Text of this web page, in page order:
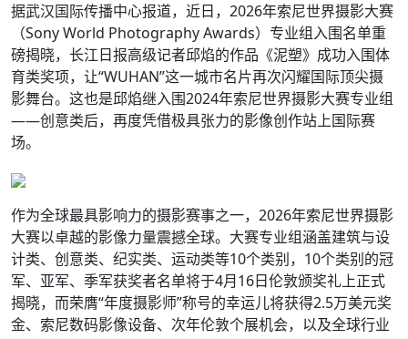
据武汉国际传播中心报道，近日，2026年索尼世界摄影大赛
（Sony World Photography Awards）专业组入围名单重
磅揭晓，长江日报高级记者邱焰的作品《泥塑》成功入围体
育类奖项，让“WUHAN”这一城市名片再次闪耀国际顶尖摄
影舞台。这也是邱焰继入围2024年索尼世界摄影大赛专业组
——创意类后，再度凭借极具张力的影像创作站上国际赛
场。
作为全球最具影响力的摄影赛事之一，2026年索尼世界摄影
大赛以卓越的影像力量震撼全球。大赛专业组涵盖建筑与设
计类、创意类、纪实类、运动类等10个类别，10个类别的冠
军、亚军、季军获奖者名单将于4月16日伦敦颁奖礼上正式
揭晓，而荣膺“年度摄影师”称号的幸运儿将获得2.5万美元奖
金、索尼数码影像设备、次年伦敦个展机会，以及全球行业